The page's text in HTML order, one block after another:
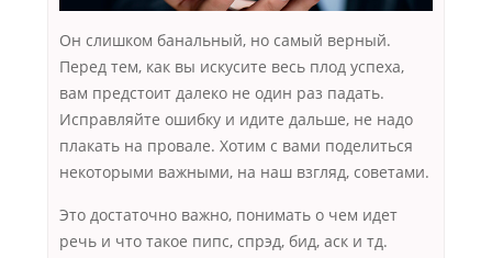
Он слишком банальный, но самый верный.
Перед тем, как вы искусите весь плод успеха,
вам предстоит далеко не один раз падать.
Исправляйте ошибку и идите дальше, не надо
плакать на провале. Хотим с вами поделиться
некоторыми важными, на наш взгляд, советами.
Это достаточно важно, понимать о чем идет
речь и что такое пипс, спрэд, бид, аск и тд.